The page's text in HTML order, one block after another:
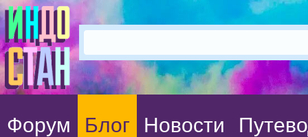
Форум Блог Новости